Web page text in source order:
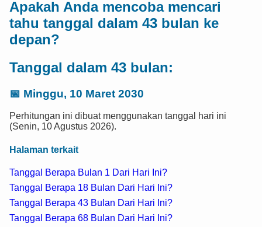
Apakah Anda mencoba mencari
tahu tanggal dalam 43 bulan ke
depan?
Tanggal dalam 43 bulan:
📅 Minggu, 10 Maret 2030
Perhitungan ini dibuat menggunakan tanggal hari ini
(Senin, 10 Agustus 2026).
Halaman terkait
Tanggal Berapa Bulan 1 Dari Hari Ini?
Tanggal Berapa 18 Bulan Dari Hari Ini?
Tanggal Berapa 43 Bulan Dari Hari Ini?
Tanggal Berapa 68 Bulan Dari Hari Ini?